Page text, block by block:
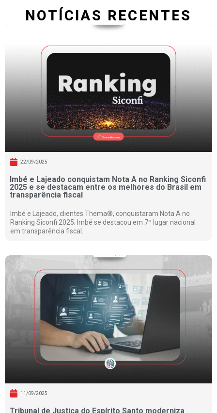
NOTÍCIAS RECENTES
22/09/2025
Imbé e Lajeado conquistam Nota A no Ranking Siconfi
2025 e se destacam entre os melhores do Brasil em
transparência fiscal
Imbé e Lajeado, clientes Thema®, conquistaram Nota A no
Ranking Siconfi 2025; Imbé se destacou em 7º lugar nacional
em transparência fiscal.
11/09/2025
Tribunal de Justiça do Espírito Santo moderniza